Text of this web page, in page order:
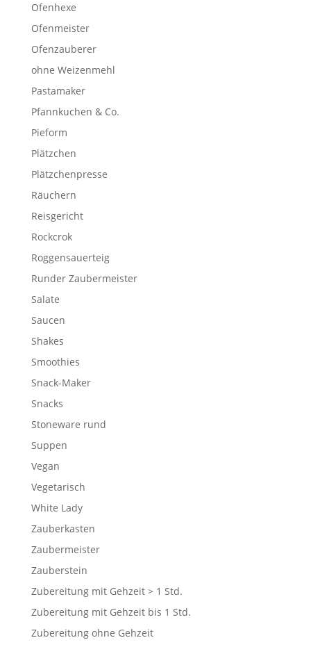
Ofenhexe
Ofenmeister
Ofenzauberer
ohne Weizenmehl
Pastamaker
Pfannkuchen & Co.
Pieform
Plätzchen
Plätzchenpresse
Räuchern
Reisgericht
Rockcrok
Roggensauerteig
Runder Zaubermeister
Salate
Saucen
Shakes
Smoothies
Snack-Maker
Snacks
Stoneware rund
Suppen
Vegan
Vegetarisch
White Lady
Zauberkasten
Zaubermeister
Zauberstein
Zubereitung mit Gehzeit > 1 Std.
Zubereitung mit Gehzeit bis 1 Std.
Zubereitung ohne Gehzeit